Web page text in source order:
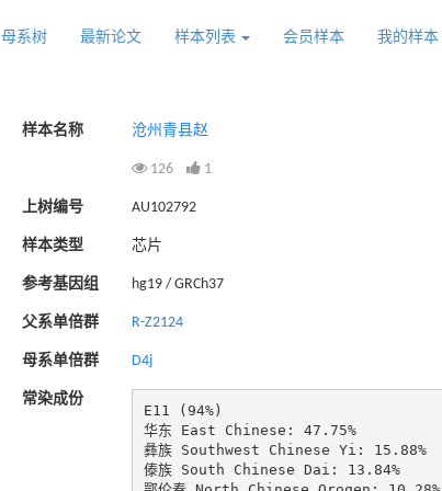
母系树 最新论文 样本列表 会员样本 我的样本
样本名称 沧州青县赵
126 1
上树编号 AU102792
样本类型 芯片
参考基因组 hg19 / GRCh37
父系单倍群 R-Z2124
母系单倍群 D4j
常染成份
E11 (94%)
华东 East Chinese: 47.75%
彝族 Southwest Chinese Yi: 15.88%
傣族 South Chinese Dai: 13.84%